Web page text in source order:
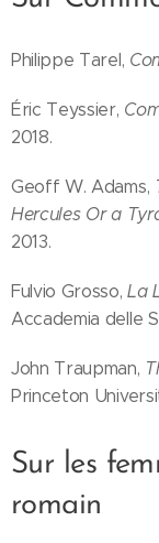
Philippe Tarel,
Éric Teyssier,
2018.
Geoff W. Adams,
Hercules Or a
2013.
Fulvio Grosso,La
Accademia delle
John Traupman,
Princeton
Sur les
romain